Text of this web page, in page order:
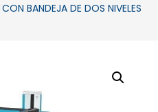
BANDEJA DE DOS NIVELES